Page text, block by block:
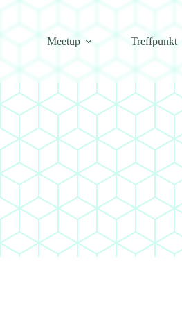
Meetup
Treffpunkt